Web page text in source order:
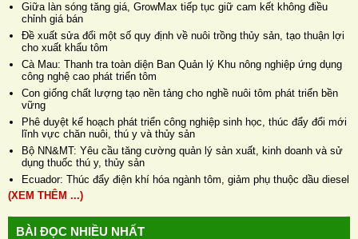
Giữa làn sóng tăng giá, GrowMax tiếp tục giữ cam kết không điều
chỉnh giá bán
Đề xuất sửa đổi một số quy định về nuôi trồng thủy sản, tạo thuận lợi
cho xuất khẩu tôm
Cà Mau: Thanh tra toàn diện Ban Quản lý Khu nông nghiệp ứng dụng
công nghệ cao phát triển tôm
Con giống chất lượng tạo nền tảng cho nghề nuôi tôm phát triển bền
vững
Phê duyệt kế hoạch phát triển công nghiệp sinh học, thúc đẩy đổi mới
lĩnh vực chăn nuôi, thú y và thủy sản
Bộ NN&MT: Yêu cầu tăng cường quản lý sản xuất, kinh doanh và sử
dụng thuốc thú y, thủy sản
Ecuador: Thúc đẩy điện khí hóa ngành tôm, giảm phụ thuộc dầu diesel
(XEM THÊM ...)
BÀI ĐỌC NHIỀU NHẤT